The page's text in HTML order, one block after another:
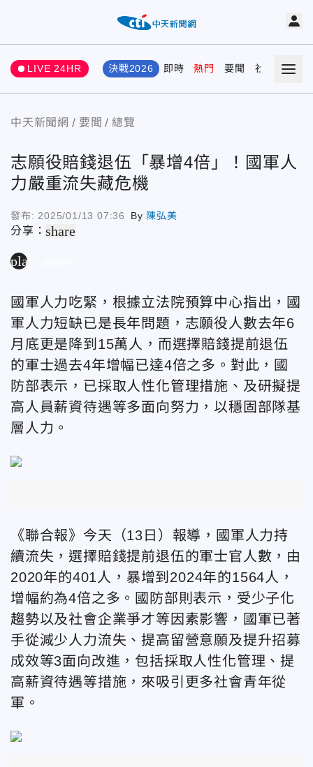
LIVE 24HR 決戰2026 即時 熱門 要聞 社會 娛樂
中天新聞網 要聞 總覽
志願役賠錢退伍「暴增4倍」！國軍人
力嚴重流失藏危機
發布: 2025/01/13 07:36 By 陳弘美
分享：share
play_arrow
國軍人力吃緊，根據立法院預算中心指出，國
軍人力短缺已是長年問題，志願役人數去年6
月底更是降到15萬人，而選擇賠錢提前退伍
的軍士過去4年增幅已達4倍之多。對此，國
防部表示，已採取人性化管理措施、及研擬提
高人員薪資待遇等多面向努力，以穩固部隊基
層人力。
《聯合報》今天（13日）報導，國軍人力持
續流失，選擇賠錢提前退伍的軍士官人數，由
2020年的401人，暴增到2024年的1564人，
增幅約為4倍之多。國防部則表示，受少子化
趨勢以及社會企業爭才等因素影響，國軍已著
手從減少人力流失、提高留營意願及提升招募
成效等3面向改進，包括採取人性化管理、提
高薪資待遇等措施，來吸引更多社會青年從
軍。